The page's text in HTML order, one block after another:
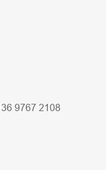
9767 2108